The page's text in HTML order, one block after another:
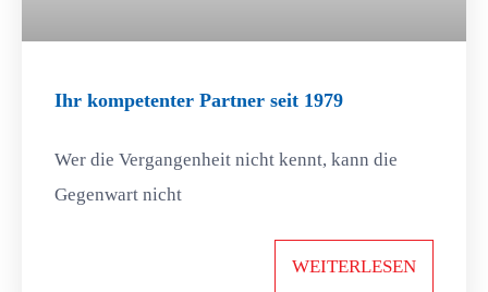
Ihr kompetenter Partner seit 1979
Wer die Vergangenheit nicht kennt, kann die
Gegenwart nicht
WEITERLESEN